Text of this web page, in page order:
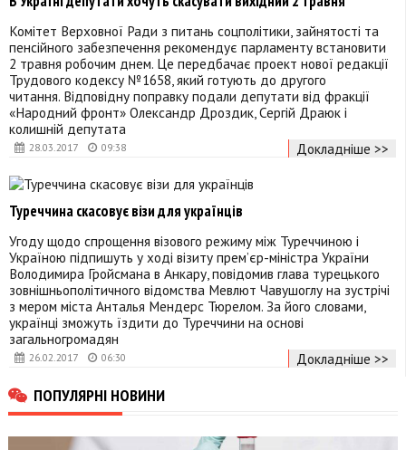
28.03.2017 09:38
Комітет Верховної Ради з питань соцполітики, зайнятості та
пенсійного забезпечення рекомендує парламенту встановити
2 травня робочим днем. Це передбачає проект нової редакції
Трудового кодексу №1658, який готують до другого
читання. Відповідну поправку подали депутати від фракції
«Народний фронт» Олександр Дроздик, Сергій Драюк і
колишній депутата
Докладніше >>
26.02.2017 06:30
Туреччина скасовує візи для українців
Угоду щодо спрощення візового режиму між Туреччиною і
Україною підпишуть у ході візиту прем’єр-міністра України
Володимира Гройсмана в Анкару, повідомив глава турецького
зовнішньополітичного відомства Мевлют Чавушоглу на зустрічі
з мером міста Анталья Мендерс Тюрелом. За його словами,
українці зможуть їздити до Туреччини на основі
загальногромадян
Докладніше >>
ПОПУЛЯРНІ НОВИНИ